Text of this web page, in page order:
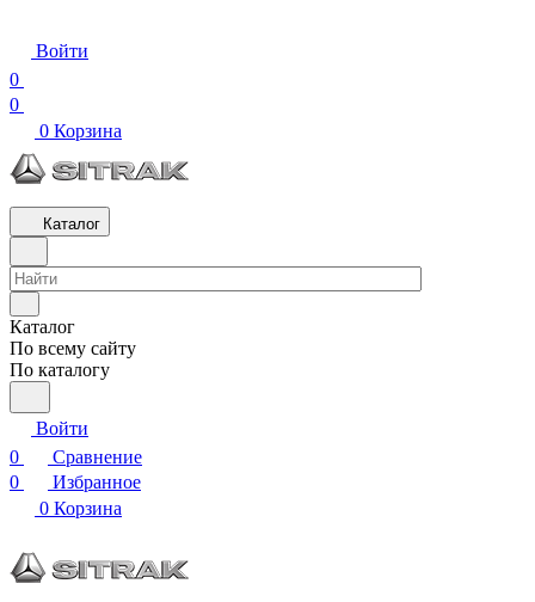
Войти
0
0
0 Корзина
Каталог
Каталог
По всему сайту
По каталогу
Войти
0
Сравнение
0
Избранное
0 Корзина